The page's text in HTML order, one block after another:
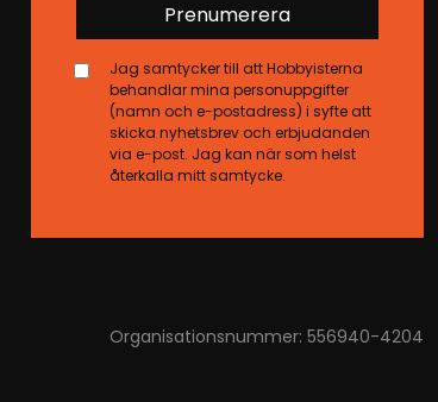
Prenumerera
Jag samtycker till att Hobbyisterna
behandlar mina personuppgifter
(namn och e-postadress) i syfte att
skicka nyhetsbrev och erbjudanden
via e-post. Jag kan när som helst
återkalla mitt samtycke.
Organisationsnummer: 556940-4204